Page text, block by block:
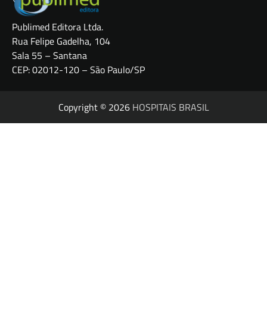
Publimed Editora Ltda.
Rua Felipe Gadelha, 104
Sala 55 – Santana
CEP: 02012-120 – São Paulo/SP
Copyright © 2026 HOSPITAIS BRASIL